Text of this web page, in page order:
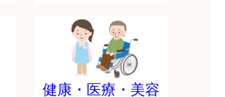
健康・医療・美容